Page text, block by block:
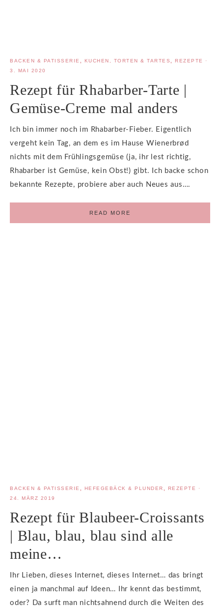
BACKEN & PATISSERIE, KUCHEN, TORTEN & TARTES, REZEPTE
·
3. MAI 2020
Rezept für Rhabarber-Tarte |
Gemüse-Creme mal anders
Ich bin immer noch im Rhabarber-Fieber. Eigentlich
vergeht kein Tag, an dem es im Hause Wienerbrød
nichts mit dem Frühlingsgemüse (ja, ihr lest richtig,
Rhabarber ist Gemüse, kein Obst!) gibt. Ich backe schon
bekannte Rezepte, probiere aber auch Neues aus….
READ MORE
BACKEN & PATISSERIE, HEFEGEBÄCK & PLUNDER, REZEPTE ·
24. MÄRZ 2019
Rezept für Blaubeer-Croissants
| Blau, blau, blau sind alle
meine…
Ihr Lieben, dieses Internet, dieses Internet… das bringt
einen ja manchmal auf Ideen… Ihr kennt das bestimmt,
oder? Da surft man nichtsahnend durch die Weiten des